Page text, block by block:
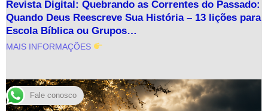
Revista Digital: Quebrando as Correntes do Passado:
Quando Deus Reescreve Sua História – 13 lições para
Escola Bíblica ou Grupos…
MAIS INFORMAÇÕES
Fale conosco